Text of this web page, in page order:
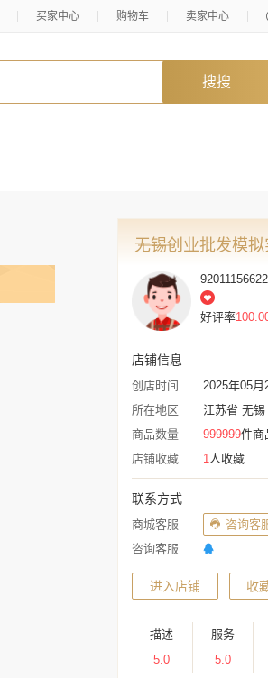
买家中心 购物车 卖家中心
搜搜
无锡创业批发模拟
好评率
店铺信息
创店时间
2025年05月
所在地区
江苏省 无锡
商品数量
999999件商
店铺收藏
1人收藏
联系方式
商城客服
咨询客
咨询客服
进入店铺 收
描述
5.0
服务
5.0